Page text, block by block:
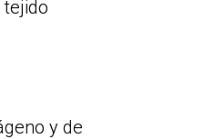
y de